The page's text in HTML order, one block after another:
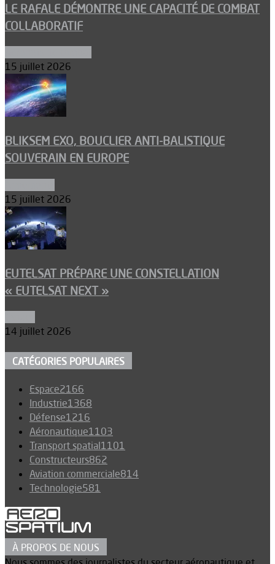
LE RAFALE DÉMONTRE UNE CAPACITÉ DE COMBAT
COLLABORATIF
15 juillet 2026
BLIKSEM EXO, BOUCLIER ANTI-BALISTIQUE
SOUVERAIN EN EUROPE
15 juillet 2026
EUTELSAT PRÉPARE UNE CONSTELLATION
« EUTELSAT NEXT »
14 juillet 2026
CATÉGORIES POPULAIRES
Espace2166
Industrie1368
Défense1216
Aéronautique1103
Transport spatial1101
Constructeurs862
Aviation commerciale814
Technologie581
À PROPOS DE NOUS